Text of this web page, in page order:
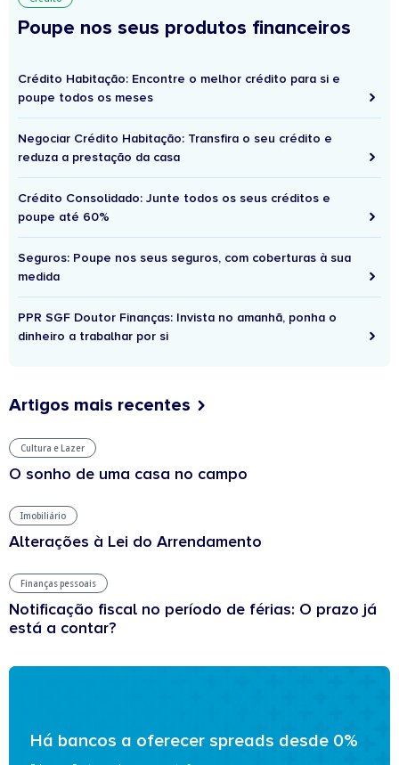
Poupe nos seus produtos financeiros
Crédito Habitação: Encontre o melhor crédito para si e
poupe todos os meses
Negociar Crédito Habitação: Transfira o seu crédito e
reduza a prestação da casa
Crédito Consolidado: Junte todos os seus créditos e
poupe até 60%
Seguros: Poupe nos seus seguros, com coberturas à sua
medida
PPR SGF Doutor Finanças: Invista no amanhã, ponha o
dinheiro a trabalhar por si
Artigos mais recentes
Cultura e Lazer
O sonho de uma casa no campo
Imobiliário
Alterações à Lei do Arrendamento
Finanças pessoais
Notificação fiscal no período de férias: O prazo já
está a contar?
Há bancos a oferecer spreads desde 0%